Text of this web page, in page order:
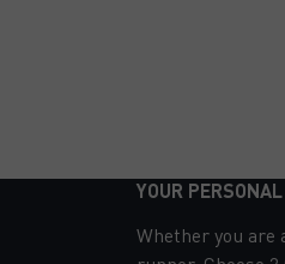
YOUR
Whether you are